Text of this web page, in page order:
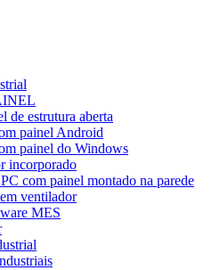
de estrutura aberta
painel Android
painel do Windows
incorporado
com painel montado na parede
ventilador
MES